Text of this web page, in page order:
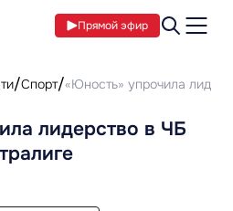
Прямой эфир
Спорт «Юность» упрочила
лидерство в ЧБ